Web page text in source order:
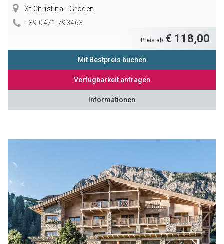
St.Christina - Gröden
+39 0471 793463
Preis ab € 118,00
Mit Bestpreis buchen
Verfügbarkeit anfragen
Informationen